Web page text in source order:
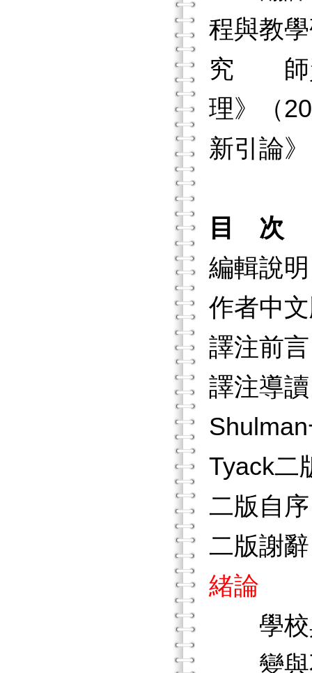
程與教
究 師資
理》（
新引論
目 次
編輯說明
作者中
譯注前言
譯注導讀
Tyack二
二版自序
二版謝辭
緒論
學校
變與